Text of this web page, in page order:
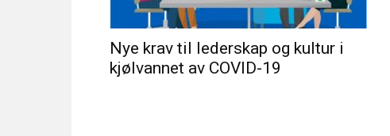
Nye krav til lederskap og kultur i
kjølvannet av COVID-19